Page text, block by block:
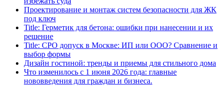
Проектирование и монтаж систем безопасности для ЖК
под ключ
Title: Герметик для бетона: ошибки при нанесении и их
решение
Title: СРО допуск в Москве: ИП или ООО? Сравнение и
выбор формы
Дизайн гостиной: тренды и приемы для стильного дома
Что изменилось с 1 июня 2026 года: главные
нововведения для граждан и бизнеса.